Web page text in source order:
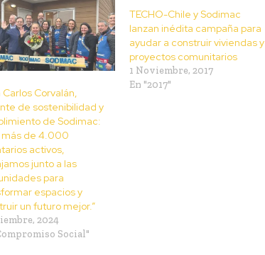
Corvalán,
de sostenibilidad y
de Sodimac:
más de 4.000
activos,
junto a las
para
espacios y
un futuro mejor.”
2024
Social"
TECHO-Chile y Sodimac
lanzan inédita campaña para
ayudar a construir viviendas y
proyectos comunitarios
1 Noviembre, 2017
En "2017"